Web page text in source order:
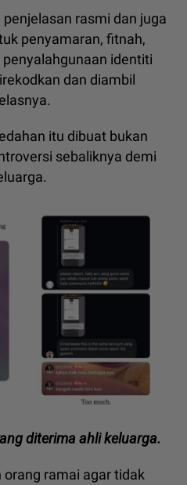
penjelasan rasmi dan juga
penyamaran, fitnah,
identiti
dan diambil
itu dibuat bukan
sebaliknya demi
diterima ahli keluarga.
ramai agar tidak